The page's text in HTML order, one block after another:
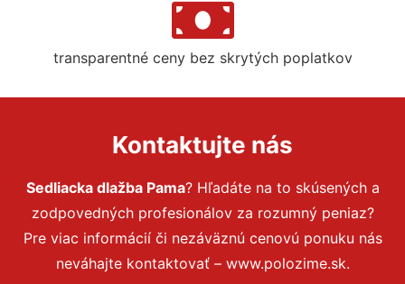
transparentné ceny bez skrytých poplatkov
Kontaktujte nás
Sedliacka dlažba Pama? Hľadáte na to skúsených a
zodpovedných profesionálov za rozumný peniaz?
Pre viac informácií či nezáväznú cenovú ponuku nás
neváhajte kontaktovať – www.polozime.sk.